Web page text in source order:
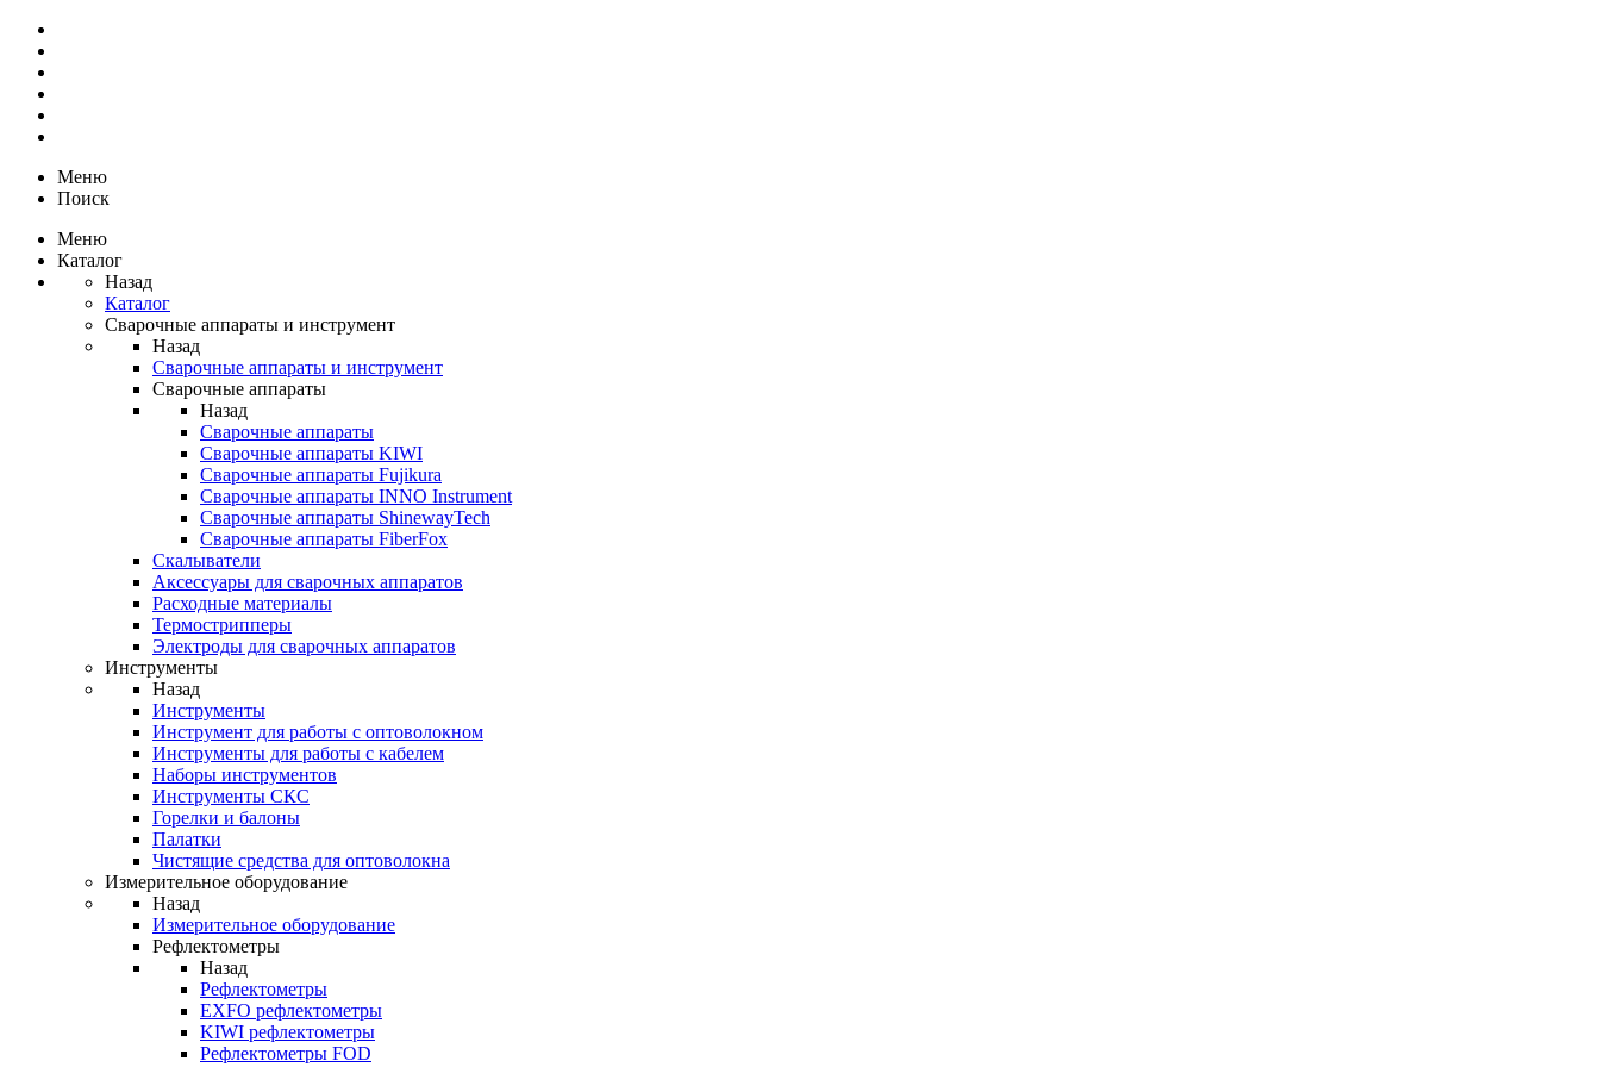
Меню
Поиск
Меню
Каталог
Назад
Каталог
Сварочные аппараты и инструмент
Назад
Сварочные аппараты и инструмент
Сварочные аппараты
Назад
Сварочные аппараты
Сварочные аппараты KIWI
Сварочные аппараты Fujikura
Сварочные аппараты INNO Instrument
Сварочные аппараты ShinewayTech
Cварочные аппараты FiberFox
Скалыватели
Аксессуары для сварочных аппаратов
Расходные материалы
Термострипперы
Электроды для сварочных аппаратов
Инструменты
Назад
Инструменты
Инструмент для работы с оптоволокном
Инструменты для работы с кабелем
Наборы инструментов
Инструменты СКС
Горелки и балоны
Палатки
Чистящие средства для оптоволокна
Измерительное оборудование
Назад
Измерительное оборудование
Рефлектометры
Назад
Рефлектометры
EXFO рефлектометры
KIWI рефлектометры
Рефлектометры FOD